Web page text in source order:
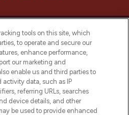
która dowie się o
od niszowych i
sezonowych trendach i
artykuły redakcyjne
Supplement.
tools on this site, which
to operate and secure our
enhance performance,
our marketing and
enable us and third parties to
activity data, such as IP
referring URLs, searches
device details, and other
be used to provide enhanced